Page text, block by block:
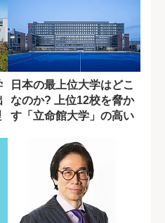
日本の最上位大学はどこ
なのか? 上位12校を脅か
す「立命館大学」の高い